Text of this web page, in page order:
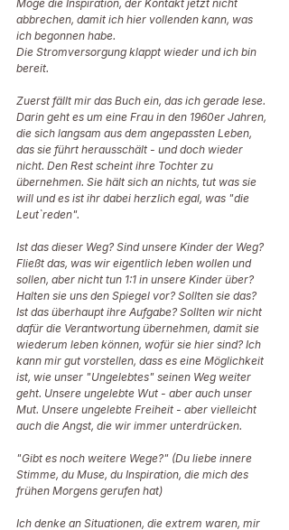
Möge die Inspiration, der Kontakt jetzt nicht
abbrechen, damit ich hier vollenden kann, was
ich begonnen habe.
Die Stromversorgung klappt wieder und ich bin
bereit.
Zuerst fällt mir das Buch ein, das ich gerade lese.
Darin geht es um eine Frau in den 1960er Jahren,
die sich langsam aus dem angepassten Leben,
das sie führt herausschält - und doch wieder
nicht. Den Rest scheint ihre Tochter zu
übernehmen. Sie hält sich an nichts, tut was sie
will und es ist ihr dabei herzlich egal, was "die
Leut`reden".
Ist das dieser Weg? Sind unsere Kinder der Weg?
Fließt das, was wir eigentlich leben wollen und
sollen, aber nicht tun 1:1 in unsere Kinder über?
Halten sie uns den Spiegel vor? Sollten sie das?
Ist das überhaupt ihre Aufgabe? Sollten wir nicht
dafür die Verantwortung übernehmen, damit sie
wiederum leben können, wofür sie hier sind? Ich
kann mir gut vorstellen, dass es eine Möglichkeit
ist, wie unser "Ungelebtes" seinen Weg weiter
geht. Unsere ungelebte Wut - aber auch unser
Mut. Unsere ungelebte Freiheit - aber vielleicht
auch die Angst, die wir immer unterdrücken.
"Gibt es noch weitere Wege?" (Du liebe innere
Stimme, du Muse, du Inspiration, die mich des
frühen Morgens gerufen hat)
Ich denke an Situationen, die extrem waren, mir